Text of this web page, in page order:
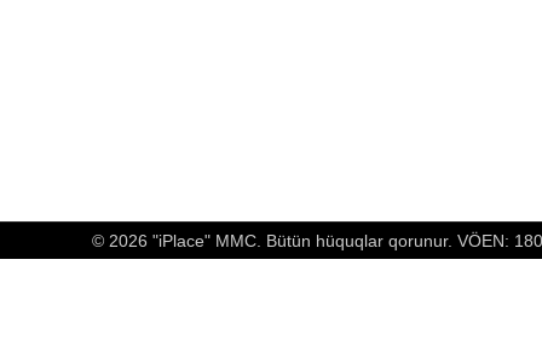
© 2026 "iPlace" MMC. Bütün hüquqlar qorunur. VÖEN: